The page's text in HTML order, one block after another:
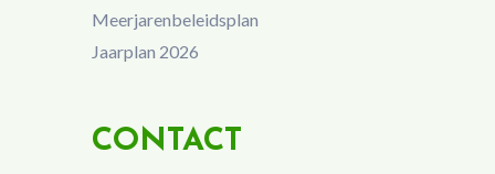
Meerjarenbeleidsplan
Jaarplan 2026
CONTACT